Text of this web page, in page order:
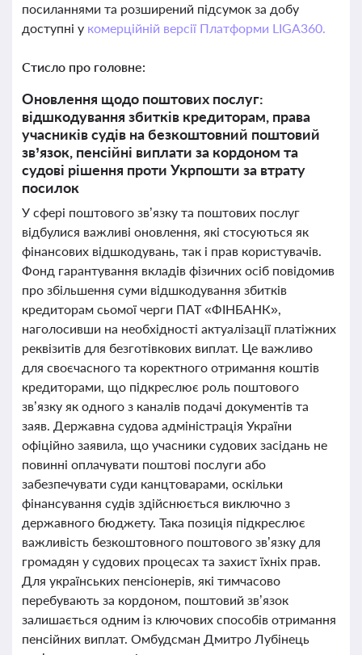
посиланнями та розширений підсумок за добу
доступні у комерційній версії Платформи LIGA360.
Стисло про головне:
Оновлення щодо поштових послуг:
відшкодування збитків кредиторам, права
учасників судів на безкоштовний поштовий
зв’язок, пенсійні виплати за кордоном та
судові рішення проти Укрпошти за втрату
посилок
У сфері поштового зв’язку та поштових послуг
відбулися важливі оновлення, які стосуються як
фінансових відшкодувань, так і прав користувачів.
Фонд гарантування вкладів фізичних осіб повідомив
про збільшення суми відшкодування збитків
кредиторам сьомої черги ПАТ «ФІНБАНК»,
наголосивши на необхідності актуалізації платіжних
реквізитів для безготівкових виплат. Це важливо
для своєчасного та коректного отримання коштів
кредиторами, що підкреслює роль поштового
зв’язку як одного з каналів подачі документів та
заяв. Державна судова адміністрація України
офіційно заявила, що учасники судових засідань не
повинні оплачувати поштові послуги або
забезпечувати суди канцтоварами, оскільки
фінансування судів здійснюється виключно з
державного бюджету. Така позиція підкреслює
важливість безкоштовного поштового зв’язку для
громадян у судових процесах та захист їхніх прав.
Для українських пенсіонерів, які тимчасово
перебувають за кордоном, поштовий зв’язок
залишається одним із ключових способів отримання
пенсійних виплат. Омбудсман Дмитро Лубінець